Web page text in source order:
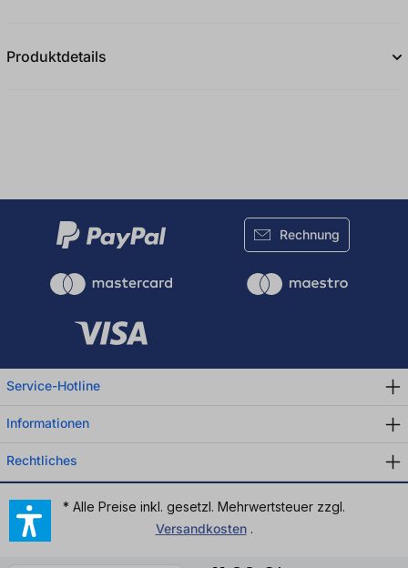
Produktdetails
Rechnung
Service-Hotline
Informationen
Rechtliches
* Alle Preise inkl. gesetzl. Mehrwertsteuer zzgl.
Versandkosten.